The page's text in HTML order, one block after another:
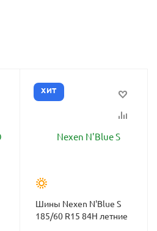
ХИТ
Шины Nexen N'Blue S
185/60 R15 84H летние